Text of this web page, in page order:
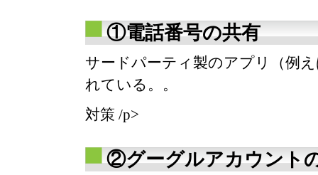
①電話番号の共有
サードパーティ製のアプリ（例
れている。。
対策 /p>
②グーグルアカウント